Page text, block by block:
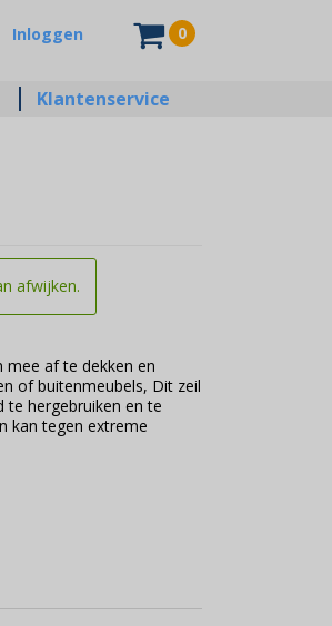
Inloggen 0
Klantenservice
afwijken.
af te dekken en
of buitenmeubels, Dit zeil
te hergebruiken en te
kan tegen extreme